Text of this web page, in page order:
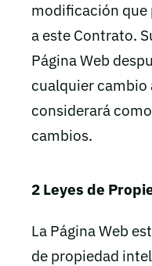
modificación que
a este Contrato.
Página Web
cualquier cambio
considerará
cambios.
2 Leyes de
La Página Web
de propiedad